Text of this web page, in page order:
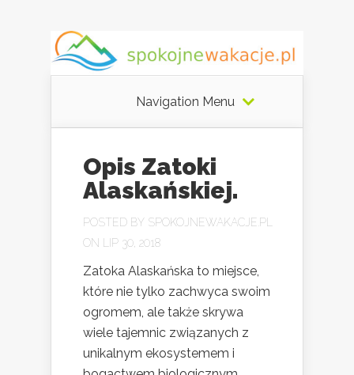
Navigation Menu
Opis Zatoki
Alaskańskiej.
POSTED BY SPOKOJNEWAKACJE.PL
ON LIP 30, 2018
Zatoka Alaskańska to miejsce,
które nie tylko zachwyca swoim
ogromem, ale także skrywa
wiele tajemnic związanych z
unikalnym ekosystemem i